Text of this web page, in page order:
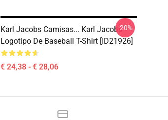
Karl Jacobs Camisas... Karl Jacobs
Logotipo De Baseball T-Shirt [ID21926]
€ 24,38 - € 28,06
-20%